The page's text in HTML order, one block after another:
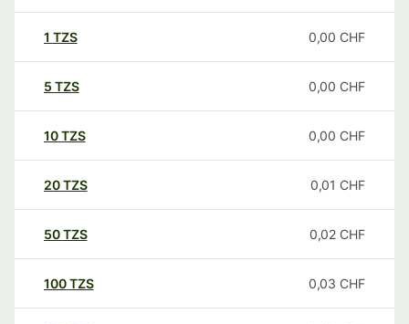
1 TZS 0,00 CHF
5 TZS 0,00 CHF
10TZS 0,00 CHF
20TZS 0,01 CHF
50TZS 0,02 CHF
100TZS 0,03 CHF